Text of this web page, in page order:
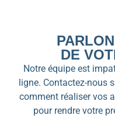
DE
Notre équipe est
ligne. Contactez-nous
comment réaliser vos
pour rendre votre